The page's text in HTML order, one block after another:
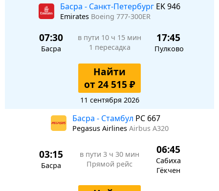
Басра - Санкт-Петербург EK 946
Emirates Boeing 777-300ER
07:30
Басра
в пути 10 ч 15 мин
1 пересадка
17:45
Пулково
Найти
от 24 515 ₽
11 сентября 2026
Басра - Стамбул PC 667
Pegasus Airlines Airbus A320
03:15
Басра
в пути 3 ч 30 мин
Прямой рейс
06:45
Сабиха
Гёкчен